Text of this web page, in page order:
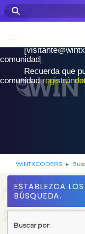
comunidad|
Recuerda que
comunidad
WINTXCODERS ►
ESTABLEZCA
BÚSQUEDA.
Buscar por: